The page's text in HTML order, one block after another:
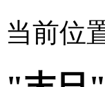
当前位